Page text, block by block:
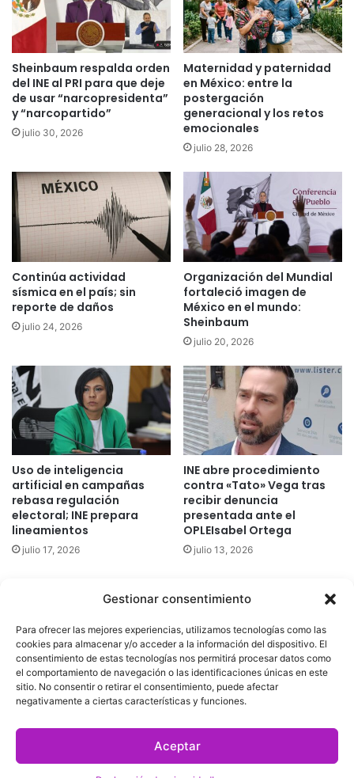
Gestionar consentimiento
Para ofrecer las mejores experiencias, utilizamos tecnologías como las
cookies para almacenar y/o acceder a la información del dispositivo. El
consentimiento de estas tecnologías nos permitirá procesar datos como
el comportamiento de navegación o las identificaciones únicas en este
sitio. No consentir o retirar el consentimiento, puede afectar
negativamente a ciertas características y funciones.
Aceptar
Sheinbaum respalda orden
del INE al PRI para que deje
de usar “narcopresidenta”
y “narcopartido”
julio 30, 2026
Maternidad y paternidad
en México: entre la
postergación
generacional y los retos
emocionales
julio 28, 2026
Continúa actividad
sísmica en el país; sin
reporte de daños
julio 24, 2026
Organización del Mundial
fortaleció imagen de
México en el mundo:
Sheinbaum
julio 20, 2026
Uso de inteligencia
artificial en campañas
rebasa regulación
electoral; INE prepara
lineamientos
julio 17, 2026
INE abre procedimiento
contra «Tato» Vega tras
recibir denuncia
presentada ante el
OPLEIsabel Ortega
julio 13, 2026
derechos reservados
|Aviso de Privacidad|Política de Cookies|Defensoría de la
Audiencia|
Facebook
X YouTube